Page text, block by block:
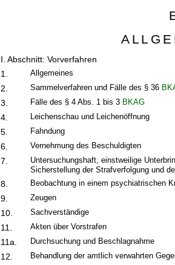
I. Abschnitt: Vorverfahren
1.
Allgemeines
2. Sammelverfahren und Fälle des § 36
3. Fälle des § 4 Abs. 1 bis 3 BKAG
4. Leichenschau und Leichenöffnung
5. Fahndung
6. Vernehmung des Beschuldigten
7.
Untersuchungshaft, einstweilige
Sicherstellung der Strafverfolgung und
8. Beobachtung in einem psychiatrischen
9. Zeugen
10. Sachverständige
11. Akten über Vorstrafen
11a. Durchsuchung und Beschlagnahme
12. Behandlung der amtlich verwahrten